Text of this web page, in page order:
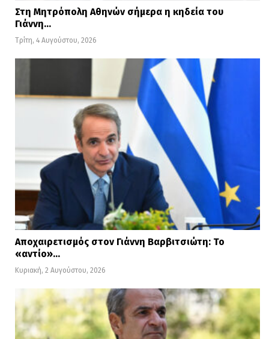
παρά τις συζητήσεις για διαφοροποίηση
και αναθεώρηση των υφιστάμενων
συμβάσεων.
Στη Μητρόπολη Αθηνών σήμερα η κηδεία του
Γιάννη…
Τρίτη, 4 Αυγούστου, 2026
Αποχαιρετισμός στον Γιάννη Βαρβιτσιώτη: Το
«αντίο»…
Κυριακή, 2 Αυγούστου, 2026